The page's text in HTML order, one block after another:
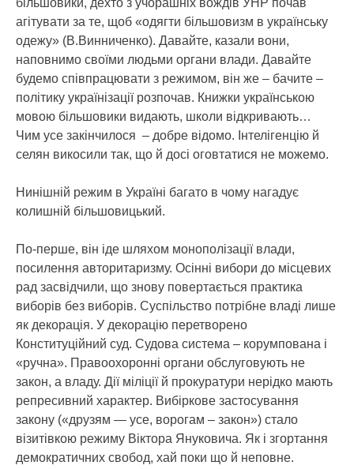
більшовики, дехто з учорашніх вождів УНР почав
агітувати за те, щоб «одягти більшовизм в українську
одежу» (В.Винниченко). Давайте, казали вони,
наповнимо своїми людьми органи влади. Давайте
будемо співпрацювати з режимом, він же – бачите –
політику українізації розпочав. Книжки українською
мовою більшовики видають, школи відкривають…
Чим усе закінчилося – добре відомо. Інтелігенцію й
селян викосили так, що й досі оговтатися не можемо.
Нинішній режим в Україні багато в чому нагадує
колишній більшовицький.
По-перше, він іде шляхом монополізації влади,
посилення авторитаризму. Осінні вибори до місцевих
рад засвідчили, що знову повертається практика
виборів без виборів. Суспільство потрібне владі лише
як декорація. У декорацію перетворено
Конституційний суд. Судова система – корумпована і
«ручна». Правоохоронні органи обслуговують не
закон, а владу. Дії міліції й прокуратури нерідко мають
репресивний характер. Вибіркове застосування
закону («друзям — усе, ворогам – закон») стало
візитівкою режиму Віктора Януковича. Як і згортання
демократичних свобод, хай поки що й неповне.